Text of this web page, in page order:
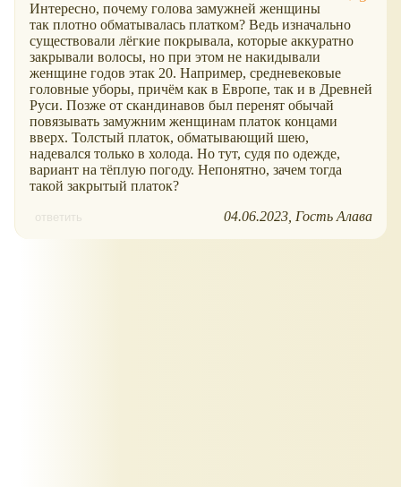
Интересно, почему голова замужней женщины
так плотно обматывалась платком? Ведь изначально
существовали лëгкие покрывала, которые аккуратно
закрывали волосы, но при этом не накидывали
женщине годов этак 20. Например, средневековые
головные уборы, причëм как в Европе, так и в Древней
Руси. Позже от скандинавов был перенят обычай
повязывать замужним женщинам платок концами
вверх. Толстый платок, обматывающий шею,
надевался только в холода. Но тут, судя по одежде,
вариант на тëплую погоду. Непонятно, зачем тогда
такой закрытый платок?
ответить 04.06.2023 Гость Алава